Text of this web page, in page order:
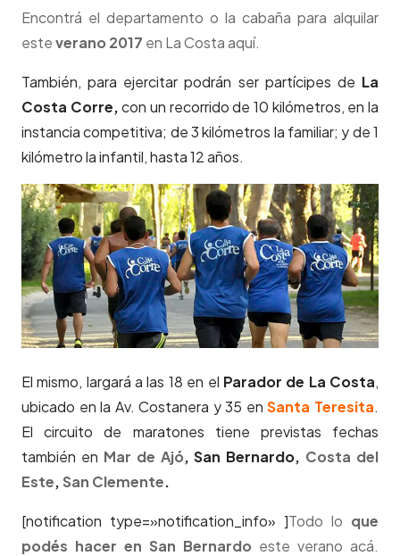
Encontrá el departamento o la cabaña para alquilar
esteverano 2017 en La Costa aquí.
También, para ejercitar podrán ser partícipes de La
Costa Corre,con un recorrido de 10 kilómetros, en la
instancia competitiva; de 3 kilómetros la familiar; y de 1
kilómetro la infantil, hasta 12 años.
El mismo, largará a las 18 en el Parador de La Costa,
ubicado en la Av. Costanera y 35 enSanta Teresita.
El circuito de maratones tiene previstas fechas
también en Mar de Ajó, San Bernardo, Costa del
Este, San Clemente.
[notification type=»notification_info» ]Todo lo que
podés hacer en San Bernardo este verano acá.